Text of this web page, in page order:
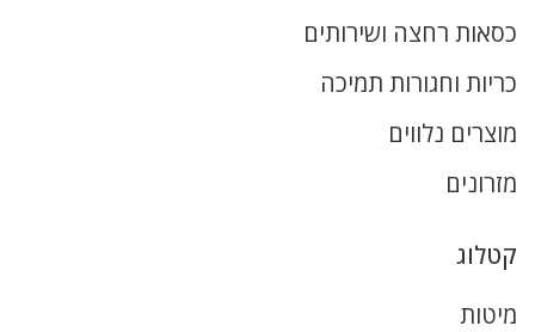
כסאות רחצה ושירותים
כריות וחגורות תמיכה
מוצרים נלווים
מזרונים
קטלוג
מיטות